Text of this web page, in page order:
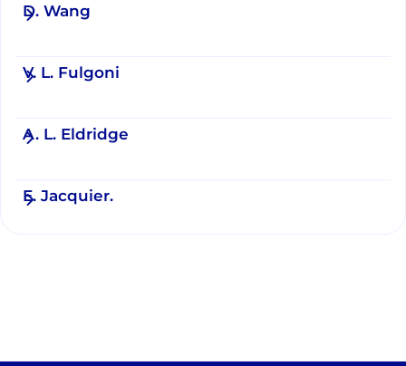
D. Wang
V. L. Fulgoni
A. L. Eldridge
E. Jacquier.